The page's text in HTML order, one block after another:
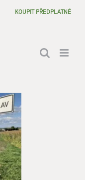
KOUPIT PŘEDPLATNÉ